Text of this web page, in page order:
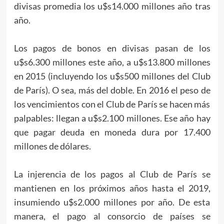
divisas promedia los u$s14.000 millones año tras
año.
Los pagos de bonos en divisas pasan de los
u$s6.300 millones este año, a u$s13.800 millones
en 2015 (incluyendo los u$s500 millones del Club
de París). O sea, más del doble. En 2016 el peso de
los vencimientos con el Club de París se hacen más
palpables: llegan a u$s2.100 millones. Ese año hay
que pagar deuda en moneda dura por 17.400
millones de dólares.
La injerencia de los pagos al Club de París se
mantienen en los próximos años hasta el 2019,
insumiendo u$s2.000 millones por año. De esta
manera, el pago al consorcio de países se